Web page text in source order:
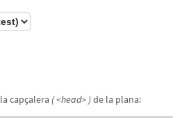
capçalera ( <head> )de la plana: